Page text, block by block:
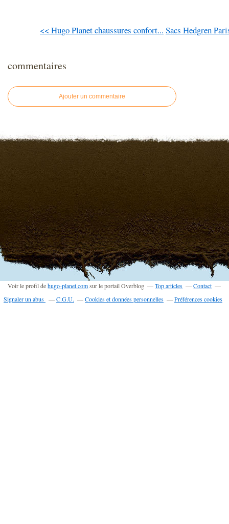
<< Hugo Planet chaussures confort... Sacs Hedgren
commentaires
Ajouter un commentaire
Voir le profil dehugo-planet.comsur le portail Overblog Top articles
Contact
Signaler un abus
C.G.U. Cookies et données personnelles Préférences cookies